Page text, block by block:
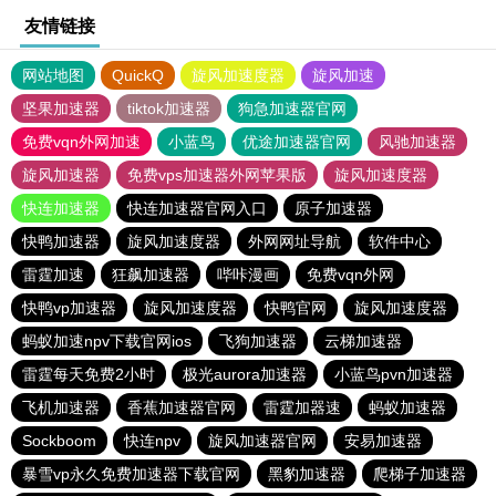
友情链接
网站地图 QuickQ 旋风加速度器
旋风加速
坚果加速器
tiktok加速器
狗急加速器官网
免费vqn外网加速
小蓝鸟 优途加速器官网
风驰加速器
旋风加速器
免费vps加速器外网苹果版
旋风加速度器
快连加速器
快连加速器官网入口
原子加速器
快鸭加速器
旋风加速度器 外网网址导航
软件中心
雷霆加速
狂飙加速器 哔咔漫画
免费vqn外网
快鸭vp加速器
旋风加速度器 快鸭官网
旋风加速度器
蚂蚁加速npv下载官网ios
飞狗加速器
云梯加速器
雷霆每天免费2小时
极光aurora加速器
小蓝鸟pvn加速器
飞机加速器
香蕉加速器官网 雷霆加器速
蚂蚁加速器
Sockboom
快连npv 旋风加速器官网
安易加速器
暴雪vp永久免费加速器下载官网
黑豹加速器 爬梯子加速器